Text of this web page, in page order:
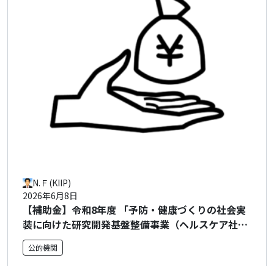
【補助金】令和8年度 「予防・健康づくりの社会実
装に向けた研究開発基盤整備事業（ヘルスケア社会
実装基盤整備事業）」 に係る公募について
2026年6月8日
N.Ｆ(KIIP)
公的機関